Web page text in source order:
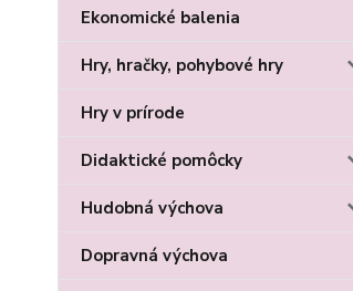
Ekonomické balenia
Hry, hračky, pohybové hry
Hry v prírode
Didaktické pomôcky
Hudobná výchova
Dopravná výchova